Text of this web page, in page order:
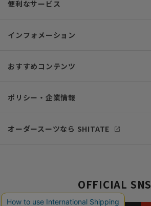
便利なサービス
インフォメーション
おすすめコンテンツ
ポリシー・企業情報
オーダースーツなら SHITATE
OFFICIAL SNS